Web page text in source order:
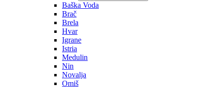
Baška Voda
Brač
Brela
Hvar
Igrane
Istria
Medulin
Nin
Novalja
Omiš